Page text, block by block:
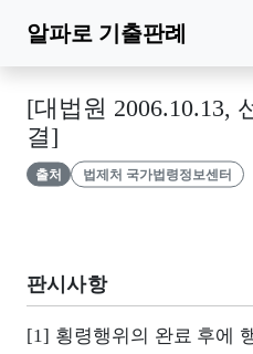
알파로 기출판례
[대법원 2006.10.13,
결]
출처 법제처 국가법령정보센터
판시사항
[1] 횡령행위의 완료 후에